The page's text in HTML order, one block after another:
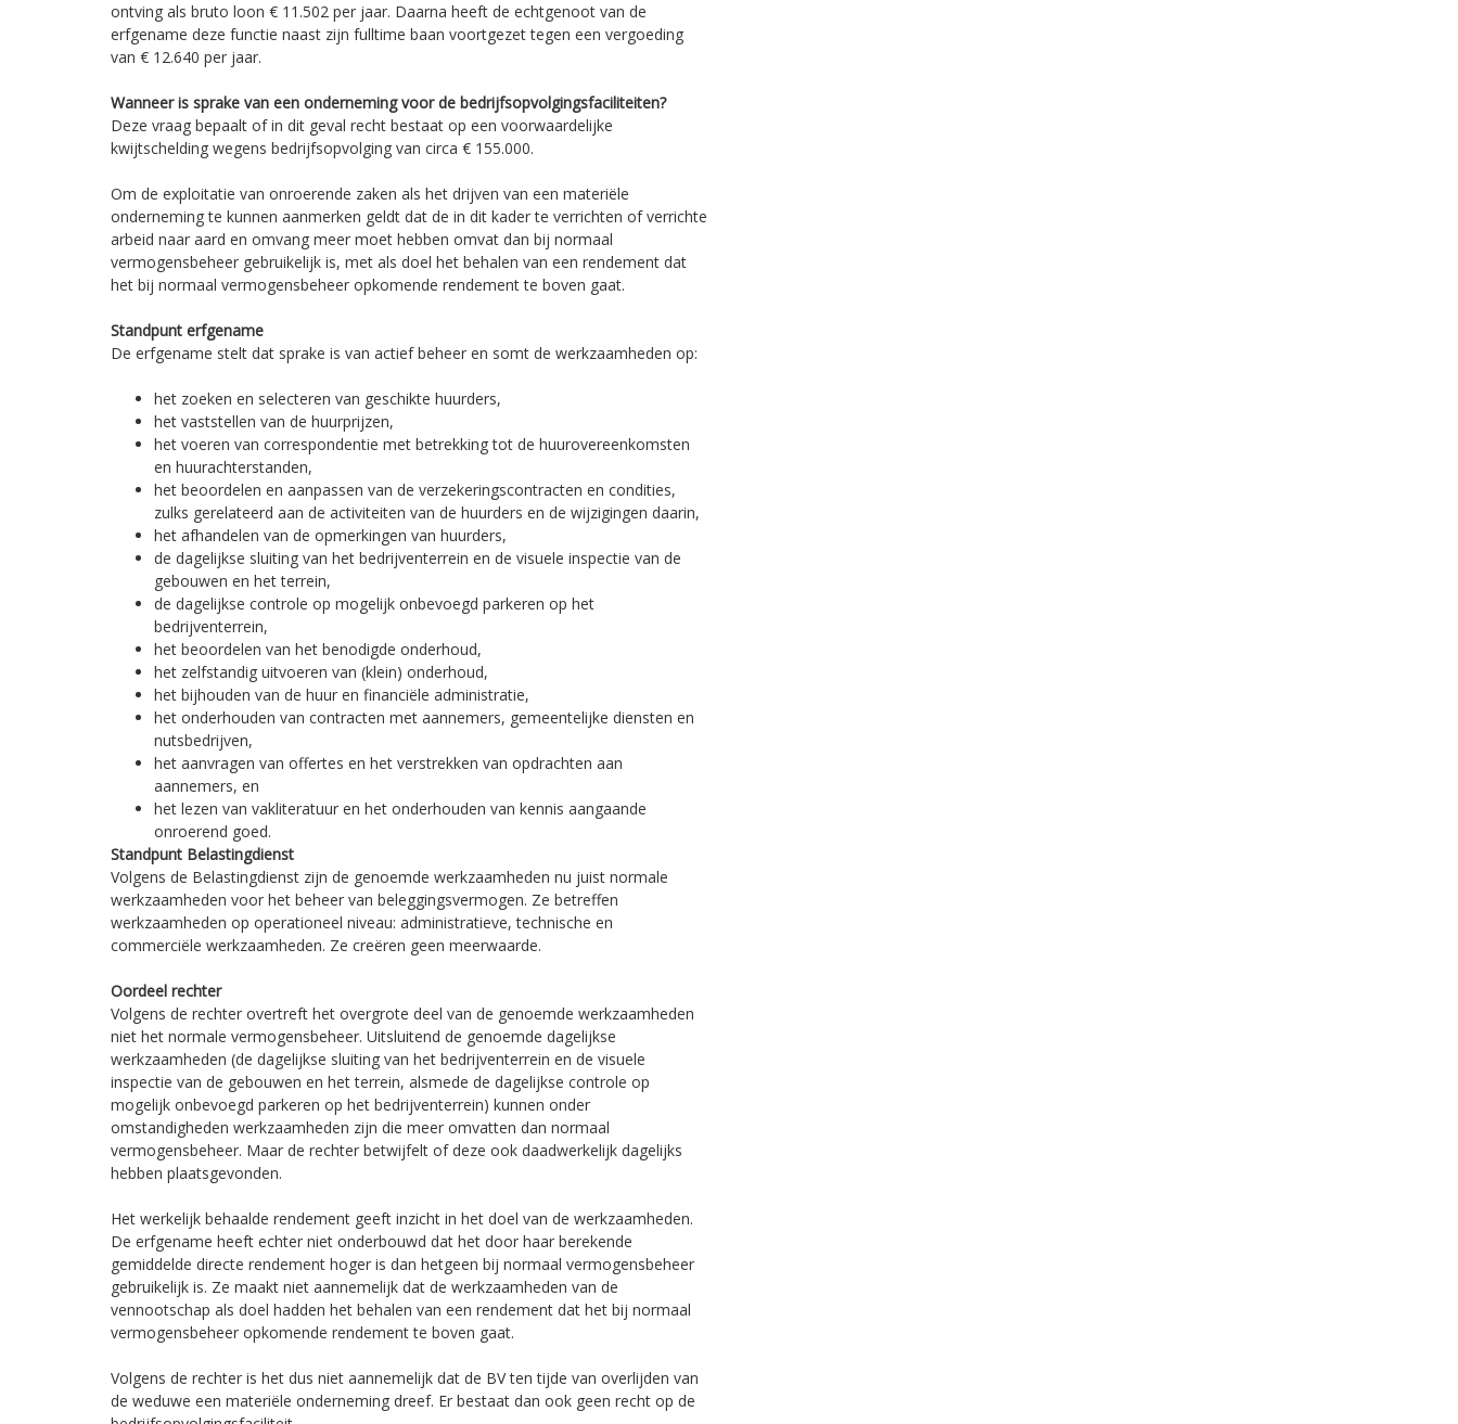
ontving als bruto loon € 11.502 per jaar. Daarna heeft de echtgenoot van de
erfgename deze functie naast zijn fulltime baan voortgezet tegen een vergoeding
van € 12.640 per jaar.
Wanneer is sprake van een onderneming voor de bedrijfsopvolgingsfaciliteiten?
Deze vraag bepaalt of in dit geval recht bestaat op een voorwaardelijke
kwijtschelding wegens bedrijfsopvolging van circa € 155.000.
Om de exploitatie van onroerende zaken als het drijven van een materiële
onderneming te kunnen aanmerken geldt dat de in dit kader te verrichten of verrichte
arbeid naar aard en omvang meer moet hebben omvat dan bij normaal
vermogensbeheer gebruikelijk is, met als doel het behalen van een rendement dat
het bij normaal vermogensbeheer opkomende rendement te boven gaat.
Standpunt erfgename
De erfgename stelt dat sprake is van actief beheer en somt de werkzaamheden op:
het zoeken en selecteren van geschikte huurders,
het vaststellen van de huurprijzen,
het voeren van correspondentie met betrekking tot de huurovereenkomsten
en huurachterstanden,
het beoordelen en aanpassen van de verzekeringscontracten en condities,
zulks gerelateerd aan de activiteiten van de huurders en de wijzigingen daarin,
het afhandelen van de opmerkingen van huurders,
de dagelijkse sluiting van het bedrijventerrein en de visuele inspectie van de
gebouwen en het terrein,
de dagelijkse controle op mogelijk onbevoegd parkeren op het
bedrijventerrein,
het beoordelen van het benodigde onderhoud,
het zelfstandig uitvoeren van (klein) onderhoud,
het bijhouden van de huur en financiële administratie,
het onderhouden van contracten met aannemers, gemeentelijke diensten en
nutsbedrijven,
het aanvragen van offertes en het verstrekken van opdrachten aan
aannemers, en
het lezen van vakliteratuur en het onderhouden van kennis aangaande
onroerend goed.
Standpunt Belastingdienst
Volgens de Belastingdienst zijn de genoemde werkzaamheden nu juist normale
werkzaamheden voor het beheer van beleggingsvermogen. Ze betreffen
werkzaamheden op operationeel niveau: administratieve, technische en
commerciële werkzaamheden. Ze creëren geen meerwaarde.
Oordeel rechter
Volgens de rechter overtreft het overgrote deel van de genoemde werkzaamheden
niet het normale vermogensbeheer. Uitsluitend de genoemde dagelijkse
werkzaamheden (de dagelijkse sluiting van het bedrijventerrein en de visuele
inspectie van de gebouwen en het terrein, alsmede de dagelijkse controle op
mogelijk onbevoegd parkeren op het bedrijventerrein) kunnen onder
omstandigheden werkzaamheden zijn die meer omvatten dan normaal
vermogensbeheer. Maar de rechter betwijfelt of deze ook daadwerkelijk dagelijks
hebben plaatsgevonden.
Het werkelijk behaalde rendement geeft inzicht in het doel van de werkzaamheden.
De erfgename heeft echter niet onderbouwd dat het door haar berekende
gemiddelde directe rendement hoger is dan hetgeen bij normaal vermogensbeheer
gebruikelijk is. Ze maakt niet aannemelijk dat de werkzaamheden van de
vennootschap als doel hadden het behalen van een rendement dat het bij normaal
vermogensbeheer opkomende rendement te boven gaat.
Volgens de rechter is het dus niet aannemelijk dat de BV ten tijde van overlijden van
de weduwe een materiële onderneming dreef. Er bestaat dan ook geen recht op de